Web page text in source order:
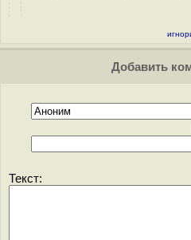
Добавить
Текст: